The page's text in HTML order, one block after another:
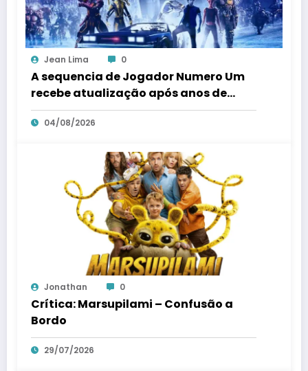
Jean Lima 0
A sequencia de Jogador Numero Um
recebe atualização após anos de
silencio
04/08/2026
Jonathan 0
Crítica: Marsupilami – Confusão a
Bordo
29/07/2026